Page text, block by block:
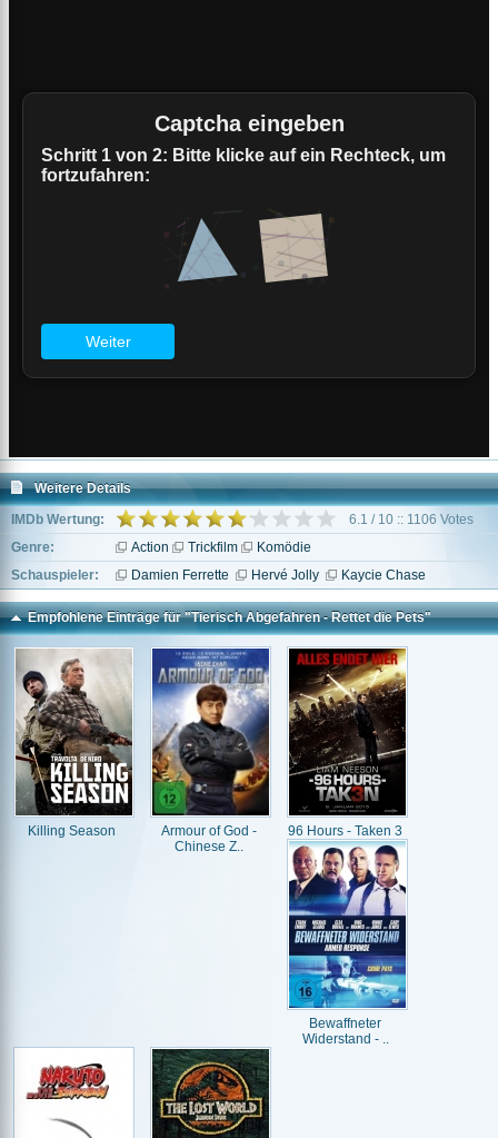
Weitere Details
IMDb Wertung:
6.1 / 10 :: 1106 Votes
Genre:
Action Trickfilm
Komödie
Schauspieler:
Damien Ferrette Hervé Jolly Kaycie Chase
Empfohlene Einträge für "Tierisch Abgefahren - Rettet die Pets"
Killing Season
Armour of God -
Chinese Z..
96 Hours - Taken 3
Bewaffneter
Widerstand - ..